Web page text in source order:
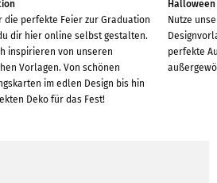
die perfekte Feier zur Graduation
dir hier online selbst gestalten.
inspirieren von unseren
Vorlagen. Von schönen
im edlen Design bis hin
Deko für das Fest!
Halloween
Nutze
perfekte